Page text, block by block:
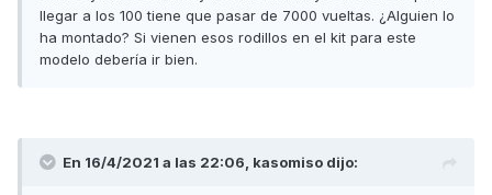
llegar a los 100 tiene que pasar de 7000 vueltas. ¿Alguien lo
ha montado? Si vienen esos rodillos en el kit para este
modelo debería ir bien.
En 16/4/2021 a las 22:06, kasomiso dijo: